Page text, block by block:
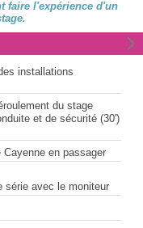
faire l'expérience d'un
installations
du stage
et de sécurité (30')
en passager
série avec le moniteur